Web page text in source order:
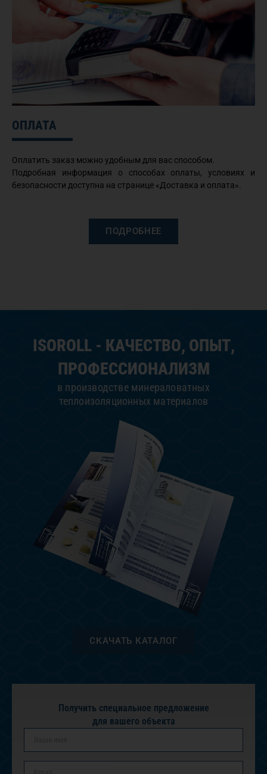
ОПЛАТА
Оплатить заказ можно удобным для вас способом.
Подробная информация о способах оплаты, условиях и
безопасности доступна на странице «Доставка и оплата».
ПОДРОБНЕЕ
ISOROLL - КАЧЕСТВО, ОПЫТ,
ПРОФЕССИОНАЛИЗМ
в производстве минераловатных
теплоизоляционных материалов
СКАЧАТЬ КАТАЛОГ
Получить специальное предложение
для вашего объекта